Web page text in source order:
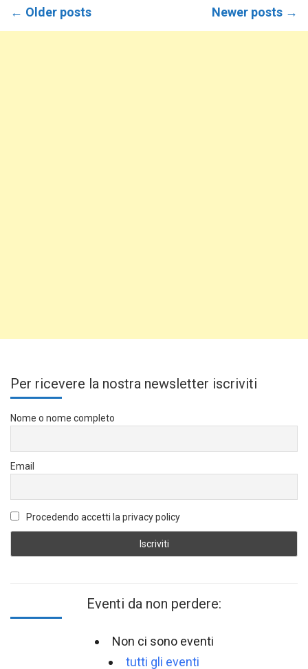
Posts
← Older posts Newer posts →
Per ricevere la nostra newsletter iscriviti
Nome o nome completo
Email
Procedendo accetti la privacy policy
Eventi da non perdere:
Non ci sono eventi
tutti gli eventi